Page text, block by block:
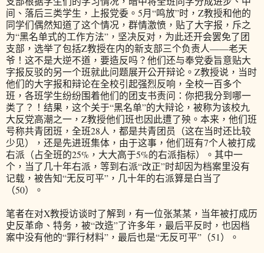
间、落后三类学生，上报党委。5月“鸣放”时，Z教授和他的
同学们偶然知道了这个情况，群情激愤，贴了大字报，斥之
为“黑名单式的工作方法”，坚决反对，为此还开会罢免了团
支部，选举了包括Z教授在内的新支部三个负责人——老天
爷！这不是大逆不道，要造反吗？他们还与奉党委旨意贴大
字报反驳的另一个班就此问题展开公开辩论。Z教授说，当时
他们的大字报和辩论在全校引起强烈反响，全校一百多个
班，各班学生纷纷围着他们的团支书责问：你把我分到哪一
类了？！结果，这个关于“黑名单”的大辩论，被称为该校九
大反党高潮之一，Z教授他们班也因此遭了殃。本来，他们班
号称共青团班，全班28人，都是共青团员（这在当时还比较
少见），还是先进班集体，由于这事，他们班有7个人被打成
右派（占全班的25%，大大高于5%的右派指标）。其中一
个，当了几十年右派，等到右派“改正”时却因为档案里没有
记载，被告知“无反可平”，几十年的右派算是白当了
（50）。
笔者在对X教授访谈时了解到，有一位张某某，当年被打成历
史反革命、特务，被“改造”了许多年，最后平反时，也因档
案中没有他的“罪行材料”，最后也是“无反可平”（51）。